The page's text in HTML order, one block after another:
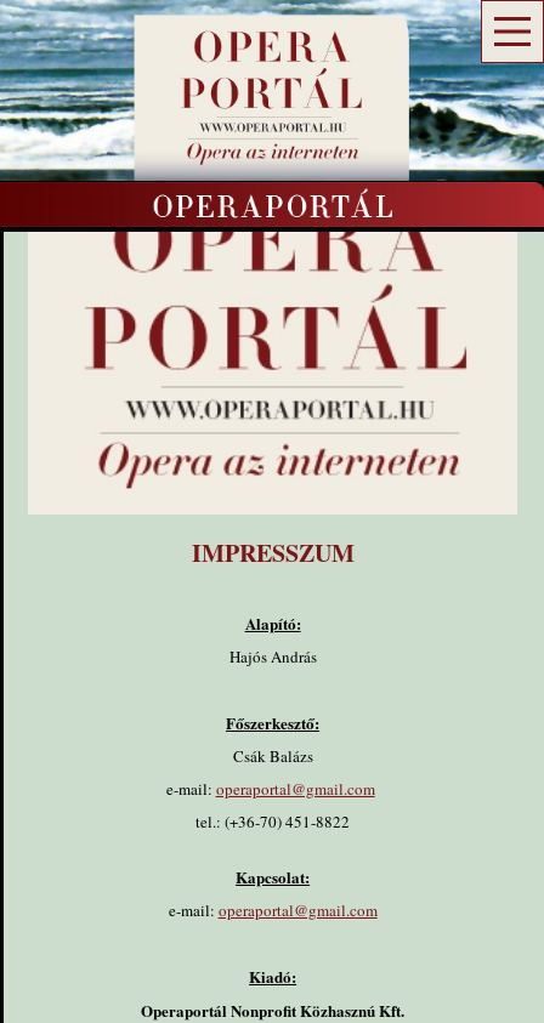
IMPRESSZUM
Alapító:
Hajós András
Főszerkesztő:
Csák Balázs
e-mail: operaportal@gmail.com
tel.: (+36-70) 451-8822
Kapcsolat:
e-mail: operaportal@gmail.com
Kiadó:
Operaportál Nonprofit Közhasznú Kft.